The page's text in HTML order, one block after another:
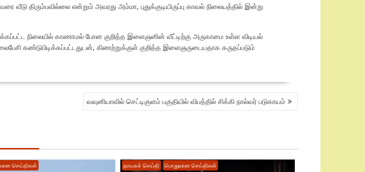
திரும்பவில்லை என்றும் அவரது அம்மா, புதுக்குடியிருப்பு காவல் நிலையத்தில் இன்று
நிலையில் காணாமல் போன குறித்த இளைஞனின் வீட்டிற்கு அருகாமை உள்ள விடியல்
கண்டுபிடிக்கப்பட்டதுடன், கிணற்றுக்குள் குறித்த இளைஞருடையதாக கருதப்படும்
வவுனியாவில் செட்டிகுளம் பகுதியில் விபத்தில் சிக்கி நால்வர் படுகாயம்
செய்திகள் தாயகச் செய்தி பொதுவான செய்திகள்